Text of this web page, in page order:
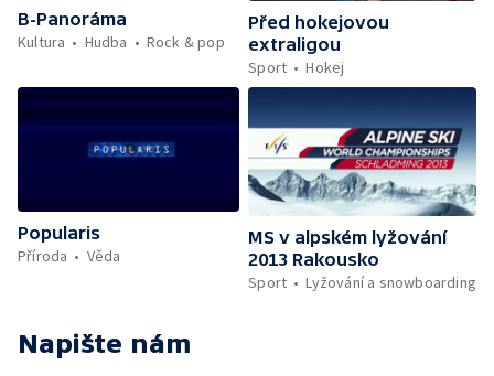
B-Panoráma
Kultura
Hudba Rock & pop
Před hokejovou
extraligou
Sport
Hokej
Popularis
Příroda
Věda
MS v alpském lyžování
2013 Rakousko
Sport
Lyžování a snowboarding
Napište nám